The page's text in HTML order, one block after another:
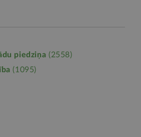
piedziņa (2558)
(1095)